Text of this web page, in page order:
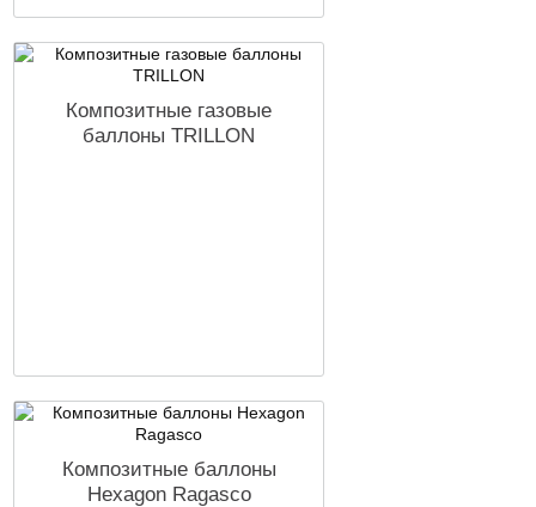
Композитные газовые
баллоны TRILLON
Композитные баллоны
Hexagon Ragasco